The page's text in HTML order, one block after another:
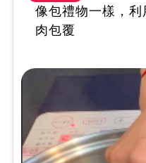
像包禮物一樣，
肉包覆